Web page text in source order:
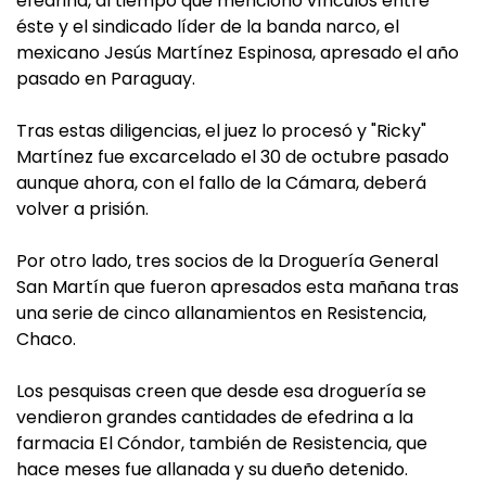
éste y el sindicado líder de la banda narco, el
mexicano Jesús Martínez Espinosa, apresado el año
pasado en Paraguay.
Tras estas diligencias, el juez lo procesó y "Ricky"
Martínez fue excarcelado el 30 de octubre pasado
aunque ahora, con el fallo de la Cámara, deberá
volver a prisión.
Por otro lado, tres socios de la Droguería General
San Martín que fueron apresados esta mañana tras
una serie de cinco allanamientos en Resistencia,
Chaco.
Los pesquisas creen que desde esa droguería se
vendieron grandes cantidades de efedrina a la
farmacia El Cóndor, también de Resistencia, que
hace meses fue allanada y su dueño detenido.